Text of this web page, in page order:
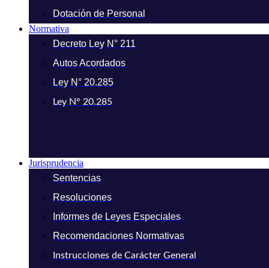
Dotación de Personal
Normativa
Decreto Ley N° 211
Autos Acordados
Ley N° 20.285
Ley N° 20.285
Jurisprudencia
Sentencias
Resoluciones
Informes de Leyes Especiales
Recomendaciones Normativas
Instrucciones de Carácter General